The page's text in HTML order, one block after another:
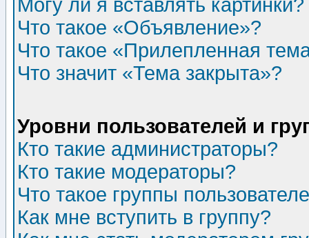
Могу ли я вставлять картинки?
Что такое «Объявление»?
Что такое «Прилепленная
Что значит «Тема закрыта»?
Уровни пользователей и
Кто такие администраторы?
Кто такие модераторы?
Что такое группы
Как мне вступить в группу?